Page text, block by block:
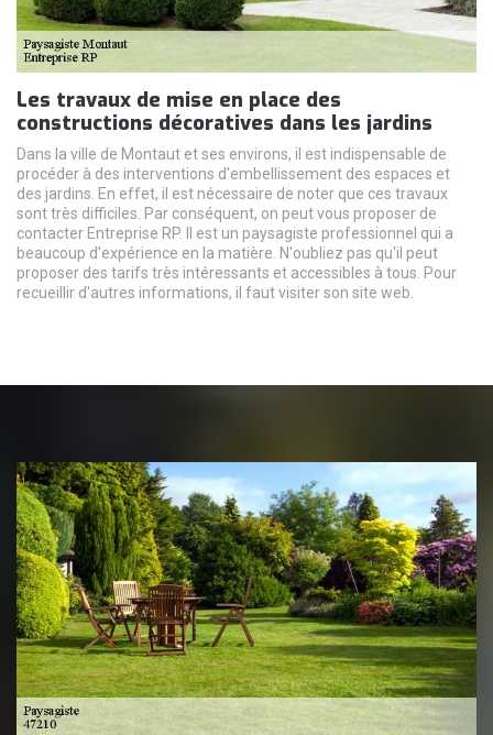
Les travaux de mise en place des
constructions décoratives dans les jardins
Dans la ville de Montaut et ses environs, il est indispensable de
procéder à des interventions d'embellissement des espaces et
des jardins. En effet, il est nécessaire de noter que ces travaux
sont très difficiles. Par conséquent, on peut vous proposer de
contacter Entreprise RP. Il est un paysagiste professionnel qui a
beaucoup d'expérience en la matière. N'oubliez pas qu'il peut
proposer des tarifs très intéressants et accessibles à tous. Pour
recueillir d'autres informations, il faut visiter son site web.